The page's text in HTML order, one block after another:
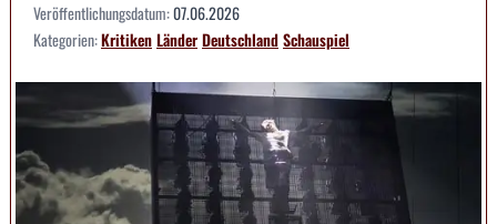
Veröffentlichungsdatum:07.06.2026
Kategorien:KritikenLänderDeutschlandSchauspiel